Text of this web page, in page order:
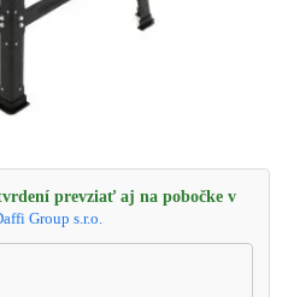
prevziať aj na pobočke v
Group s.r.o.